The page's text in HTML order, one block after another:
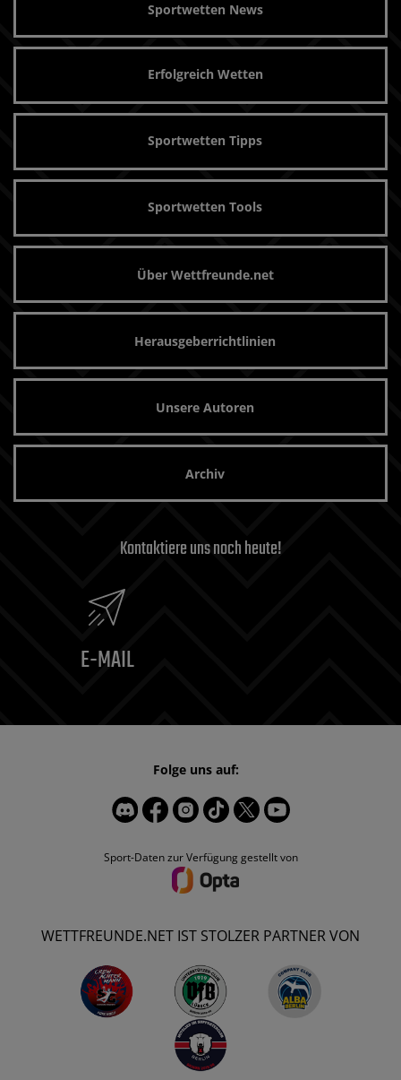
Sportwetten News
Erfolgreich Wetten
Sportwetten Tipps
Sportwetten Tools
Über Wettfreunde.net
Herausgeberrichtlinien
Unsere Autoren
Archiv
Kontaktiere uns noch heute!
E-MAIL
Sport-Daten zur Verfügung gestellt von
Folge uns auf:
WETTFREUNDE.NET IST STOLZER PARTNER VON